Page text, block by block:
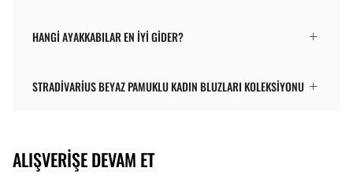
HANGI AYAKKABILAR EN IYI GIDER?
STRADIVARIUS BEYAZ PAMUKLU KADIN BLUZLARI KOLEKSIYONU
ALIŞVERIŞE DEVAM ET